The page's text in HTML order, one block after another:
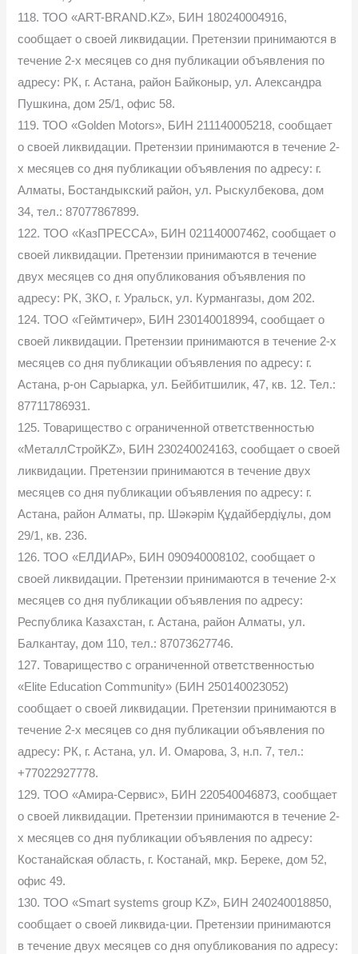
118. ТОО «ART-BRAND.KZ», БИН 180240004916,
сообщает о своей ликвидации. Претензии принимаются в
течение 2-х месяцев со дня публикации объявления по
адресу: РК, г. Астана, район Байконыр, ул. Александра
Пушкина, дом 25/1, офис 58.
119. ТОО «Golden Motors», БИН 211140005218, сообщает
о своей ликвидации. Претензии принимаются в течение 2-
х месяцев со дня публикации объявления по адресу: г.
Алматы, Бостандыкский район, ул. Рыскулбекова, дом
34, тел.: 87077867899.
122. ТОО «КазПРЕССА», БИН 021140007462, сообщает о
своей ликвидации. Претензии принимаются в течение
двух месяцев со дня опубликования объявления по
адресу: РК, ЗКО, г. Уральск, ул. Курмангазы, дом 202.
124. ТОО «Геймтичер», БИН 230140018994, сообщает о
своей ликвидации. Претензии принимаются в течение 2-х
месяцев со дня публикации объявления по адресу: г.
Астана, р-он Сарыарка, ул. Бейбитшилик, 47, кв. 12. Тел.:
87711786931.
125. Товарищество с ограниченной ответственностью
«МеталлСтройKZ», БИН 230240024163, сообщает о своей
ликвидации. Претензии принимаются в течение двух
месяцев со дня публикации объявления по адресу: г.
Астана, район Алматы, пр. Шәкәрім Құдайбердіұлы, дом
29/1, кв. 236.
126. ТОО «ЕЛДИАР», БИН 090940008102, сообщает о
своей ликвидации. Претензии принимаются в течение 2-х
месяцев со дня публикации объявления по адресу:
Республика Казахстан, г. Астана, район Алматы, ул.
Балкантау, дом 110, тел.: 87073627746.
127. Товарищество с ограниченной ответственностью
«Elite Education Community» (БИН 250140023052)
сообщает о своей ликвидации. Претензии принимаются в
течение 2-х месяцев со дня публикации объявления по
адресу: РК, г. Астана, ул. И. Омарова, 3, н.п. 7, тел.:
+77022927778.
129. ТОО «Амира-Сервис», БИН 220540046873, сообщает
о своей ликвидации. Претензии принимаются в течение 2-
х месяцев со дня публикации объявления по адресу:
Костанайская область, г. Костанай, мкр. Береке, дом 52,
офис 49.
130. ТОО «Smart systems group KZ», БИН 240240018850,
сообщает о своей ликвида-ции. Претензии принимаются
в течение двух месяцев со дня опубликования по адресу: